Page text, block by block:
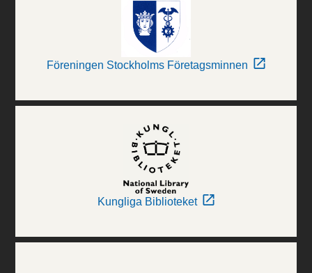
Föreningen Stockholms Företagsminnen
Kungliga Biblioteket